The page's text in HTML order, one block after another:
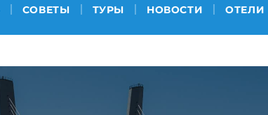
СОВЕТЫ ТУРЫ НОВОСТИ ОТЕЛИ